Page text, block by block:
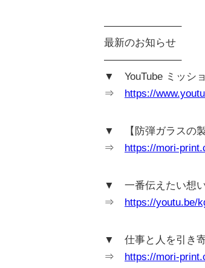
———————–
最新のお知らせ
———————–
▼ YouTube ミッシ
⇒ https://
▼ 【防弾ガラスの製
⇒ https://mori-
▼ 一番伝えたい想
⇒ https://youtu.be/
▼ 仕事と人を引き寄
⇒ https://mori-